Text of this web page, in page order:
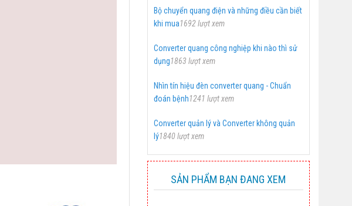
Bộ chuyển quang điện và những điều cần biết
khi mua1692 lượt xem
Converter quang công nghiệp khi nào thì sử
dụng1863 lượt xem
Nhìn tín hiệu đèn converter quang - Chuẩn
đoán bệnh1241 lượt xem
Converter quản lý và Converter không quản
lý1840 lượt xem
SẢN PHẨM BẠN ĐANG XEM